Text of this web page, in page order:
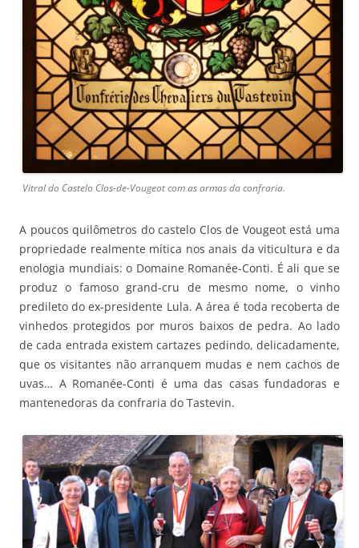
Vitral do Castelo Clos-de-Vougeot com as armas da confraria.
A poucos quilômetros do castelo Clos de Vougeot está uma
propriedade realmente mítica nos anais da viticultura e da
enologia mundiais: o Domaine Romanée-Conti. É ali que se
produz o famoso grand-cru de mesmo nome, o vinho
predileto do ex-presidente Lula. A área é toda recoberta de
vinhedos protegidos por muros baixos de pedra. Ao lado
de cada entrada existem cartazes pedindo, delicadamente,
que os visitantes não arranquem mudas e nem cachos de
uvas… A Romanée-Conti é uma das casas fundadoras e
mantenedoras da confraria do Tastevin.